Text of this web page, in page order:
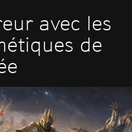
avec les
de